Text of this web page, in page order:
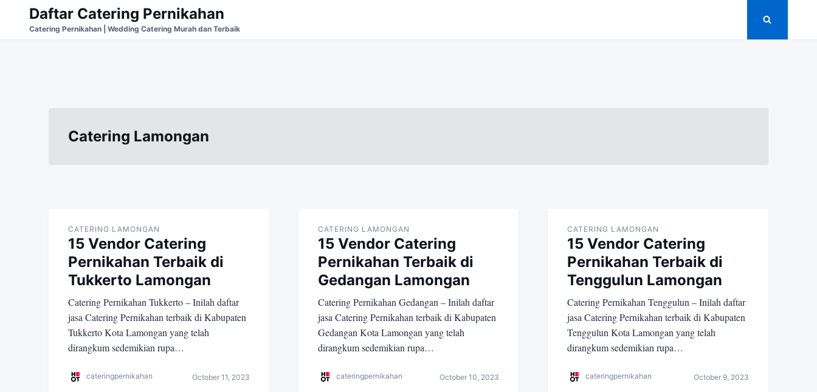
Search
for:
Daftar Catering Pernikahan
Catering Pernikahan | Wedding Catering Murah dan Terbaik
Catering Lamongan
CATERING LAMONGAN
15 Vendor Catering
Pernikahan Terbaik di
Tukkerto Lamongan
Catering Pernikahan Tukkerto – Inilah daftar
jasa Catering Pernikahan terbaik di Kabupaten
Tukkerto Kota Lamongan yang telah
dirangkum sedemikian rupa…
cateringpernikahan October 11, 2023
CATERING LAMONGAN
15 Vendor Catering
Pernikahan Terbaik di
Gedangan Lamongan
Catering Pernikahan Gedangan – Inilah daftar
jasa Catering Pernikahan terbaik di Kabupaten
Gedangan Kota Lamongan yang telah
dirangkum sedemikian rupa…
cateringpernikahan October 10, 2023
CATERING LAMONGAN
15 Vendor Catering
Pernikahan Terbaik di
Tenggulun Lamongan
Catering Pernikahan Tenggulun – Inilah daftar
jasa Catering Pernikahan terbaik di Kabupaten
Tenggulun Kota Lamongan yang telah
dirangkum sedemikian rupa…
cateringpernikahan October 9, 2023